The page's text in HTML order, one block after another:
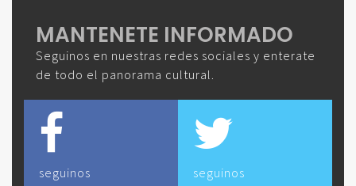
MANTENETE INFORMADO
Seguinos en nuestras redes sociales y enterate
de todo el panorama cultural.
seguinos seguinos